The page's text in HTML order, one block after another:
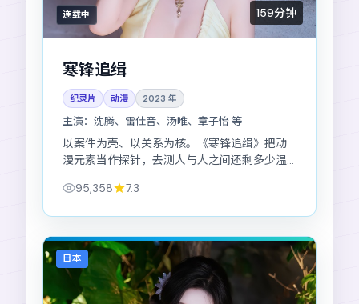
连载中 159分钟
寒锋追缉
纪录片 动漫 2023 年
主演： 沈腾、雷佳音、汤唯、章子怡 等
以案件为壳、以关系为核。《寒锋追缉》把动
漫元素当作探针，去测人与人之间还剩多少温
95,358
7.3
日本